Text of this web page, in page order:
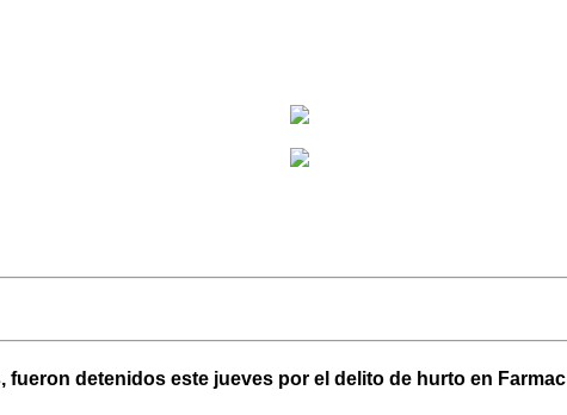
fueron detenidos este jueves por el delito de hurto en